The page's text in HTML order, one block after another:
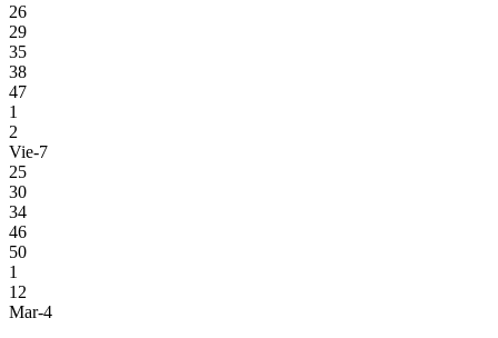
26
29
35
38
47
1
2
Vie-7
25
30
34
46
50
1
12
Mar-4